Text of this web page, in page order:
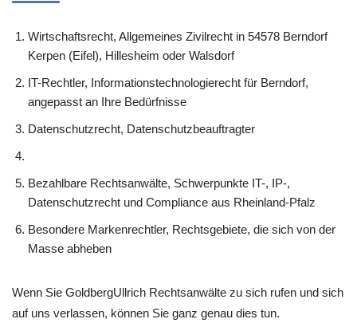
Wirtschaftsrecht, Allgemeines Zivilrecht in 54578 Berndorf
Kerpen (Eifel), Hillesheim oder Walsdorf
IT-Rechtler, Informationstechnologierecht für Berndorf,
angepasst an Ihre Bedürfnisse
Datenschutzrecht, Datenschutzbeauftragter
Bezahlbare Rechtsanwälte, Schwerpunkte IT-, IP-,
Datenschutzrecht und Compliance aus Rheinland-Pfalz
Besondere Markenrechtler, Rechtsgebiete, die sich von der
Masse abheben
Wenn Sie GoldbergUllrich Rechtsanwälte zu sich rufen und sich
auf uns verlassen, können Sie ganz genau dies tun.